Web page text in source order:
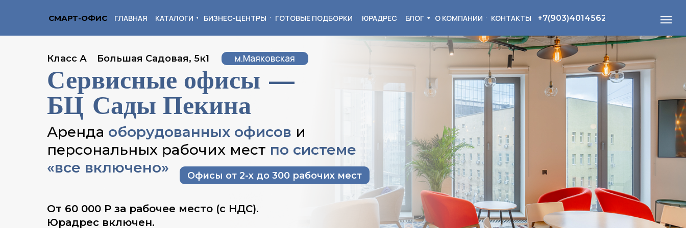
БИЗНЕС-ЦЕНТРЫ
ГЛАВНАЯ
СМАРТ-ОФИС КАТАЛОГИ ГОТОВЫЕ ПОДБОРКИ БЛОГ О КОМПАНИИ +7(903)4014562
ЮРАДРЕС КОНТАКТЫ
Сервисные офисы —
БЦ Сады Пекина
Аренда оборудованных офисов и
персональных рабочих мест по системе
«все включено»
От 60 000 Р за рабочее место (с НДС).
Юрадрес включен.
Класс А Большая Садовая, 5к1
Офисы от 2-х до 300 рабочих мест
м.Маяковская